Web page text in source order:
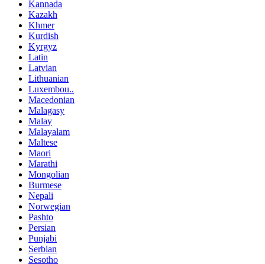
Kannada
Kazakh
Khmer
Kurdish
Kyrgyz
Latin
Latvian
Lithuanian
Luxembou..
Macedonian
Malagasy
Malay
Malayalam
Maltese
Maori
Marathi
Mongolian
Burmese
Nepali
Norwegian
Pashto
Persian
Punjabi
Serbian
Sesotho